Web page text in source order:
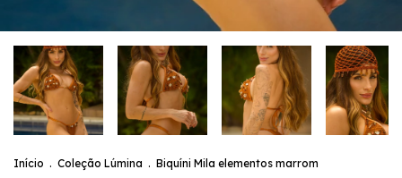
Início . Coleção Lúmina . Biquíni Mila elementos marrom